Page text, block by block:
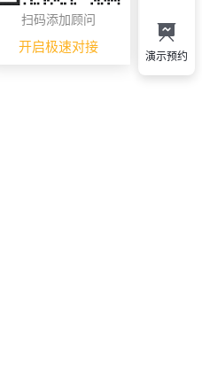
扫码添加顾问
开启极速对接 演示预约